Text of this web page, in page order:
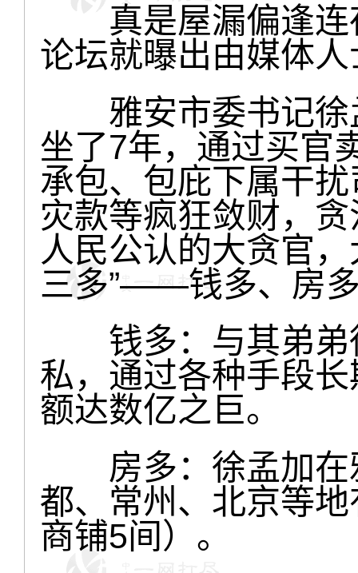
真是屋漏偏逢连
论坛就曝出由媒体
雅安市委书记徐
坐了7年，通过买官
承包、包庇下属干
灾款等疯狂敛财，
人民公认的大贪官
三多”——钱多、房
钱多：与其弟弟
私，通过各种手段
额达数亿之巨。
房多：徐孟加在
都、常州、北京等
商铺5间）。